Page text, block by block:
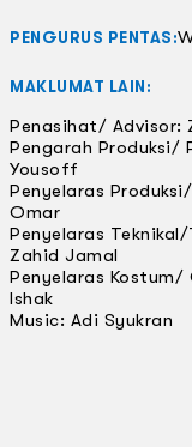
PENGURUS PENTAS:
MAKLUMAT LAIN:
Penasihat/ Advisor:
Pengarah Produksi/
Yousoff
Penyelaras
Omar
Penyelaras
Zahid Jamal
Penyelaras
Ishak
Music: Adi Syukran